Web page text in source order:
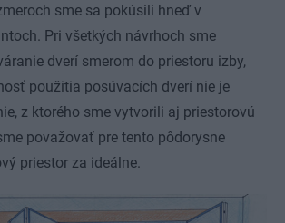
sme sa pokúsili hneď v
Pri všetkých návrhoch sme
dverí smerom do priestoru izby,
použitia posúvacích dverí nie je
z ktorého sme vytvorili aj priestorovú
považovať pre tento pôdorysne
priestor za ideálne.